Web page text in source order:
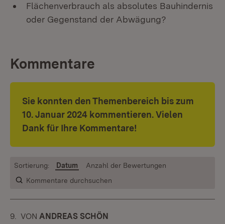
Flächenverbrauch als absolutes Bauhindernis
oder Gegenstand der Abwägung?
Kommentare
Sie konnten den Themenbereich bis zum
10. Januar 2024 kommentieren. Vielen
Dank für Ihre Kommentare!
Kommentare durchsuchen
Sortierung: Datum Anzahl der Bewertungen
9. KOMMENTAR
VON :ANDREAS SCHÖN